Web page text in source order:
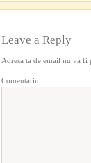
Leave a Reply
Adresa ta de email nu va fi
Comentariu